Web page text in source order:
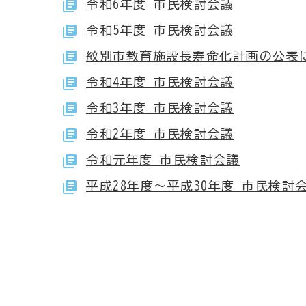
令和6年度 市民検討会議
令和5年度 市民検討会議
紋別市教育施設長寿命化計画の公表
令和4年度 市民検討会議
令和3年度 市民検討会議
令和2年度 市民検討会議
令和元年度 市民検討会議
平成28年度～平成30年度 市民検討